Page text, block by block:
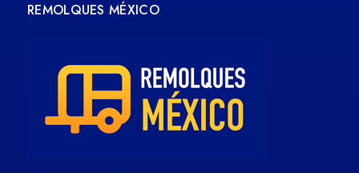
REMOLQUES MÉXICO